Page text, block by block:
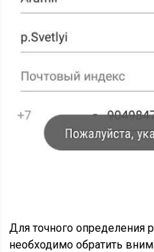
Для точного определения
необходимо обратить